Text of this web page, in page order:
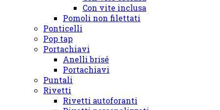
Con vite inclusa
Pomoli non filettati
Ponticelli
Pop tap
Portachiavi
Anelli brisé
Portachiavi
Puntali
Rivetti
Rivetti autoforanti